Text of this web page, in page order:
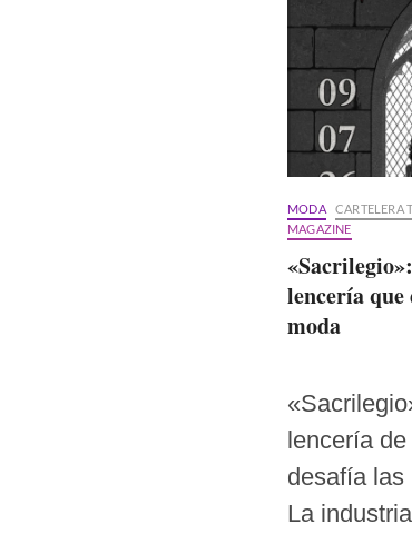
MODA CARTELERA
MAGAZINE
lencería que
moda
lencería
desafía las
La